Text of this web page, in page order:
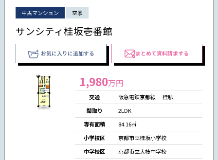
中古マンション 空家
サンシティ桂坂壱番館
お気に入りに追加する まとめて資料請求する
1,980万円
交通
阪急電鉄京都線 桂駅
間取り
2LDK
専有面積
84.16㎡
小学校区
京都市立桂坂小学校
中学校区
京都市立大枝中学校